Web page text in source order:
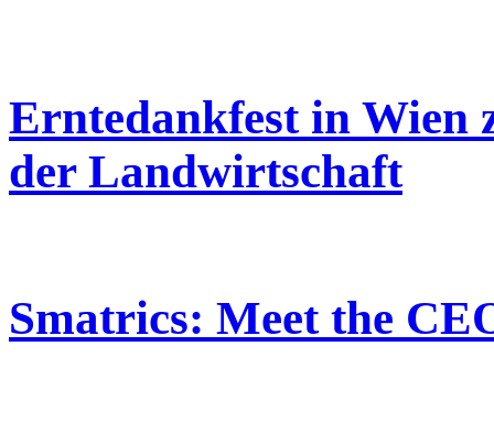
Erntedankfest in Wien
der Landwirtschaft
Smatrics: Meet the